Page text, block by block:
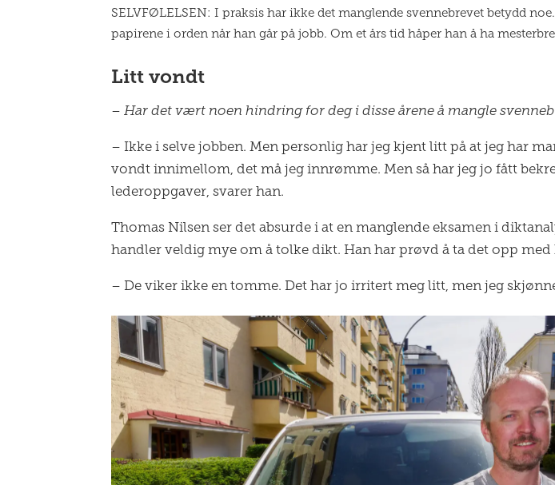
SELVFØLELSEN: I praksis har ikke det manglende svennebrevet betydd
papirene i orden når han går på jobb. Om et års tid håper han å ha
Litt vondt
– Har det vært noen hindring for deg i disse årene å mangle
– Ikke i selve jobben. Men personlig har jeg kjent litt på at jeg har
vondt innimellom, det må jeg innrømme. Men så har jeg jo fått
lederoppgaver, svarer han.
Thomas Nilsen ser det absurde i at en manglende eksamen i
handler veldig mye om å tolke dikt. Han har prøvd å ta det opp
– De viker ikke en tomme. Det har jo irritert meg litt, men jeg